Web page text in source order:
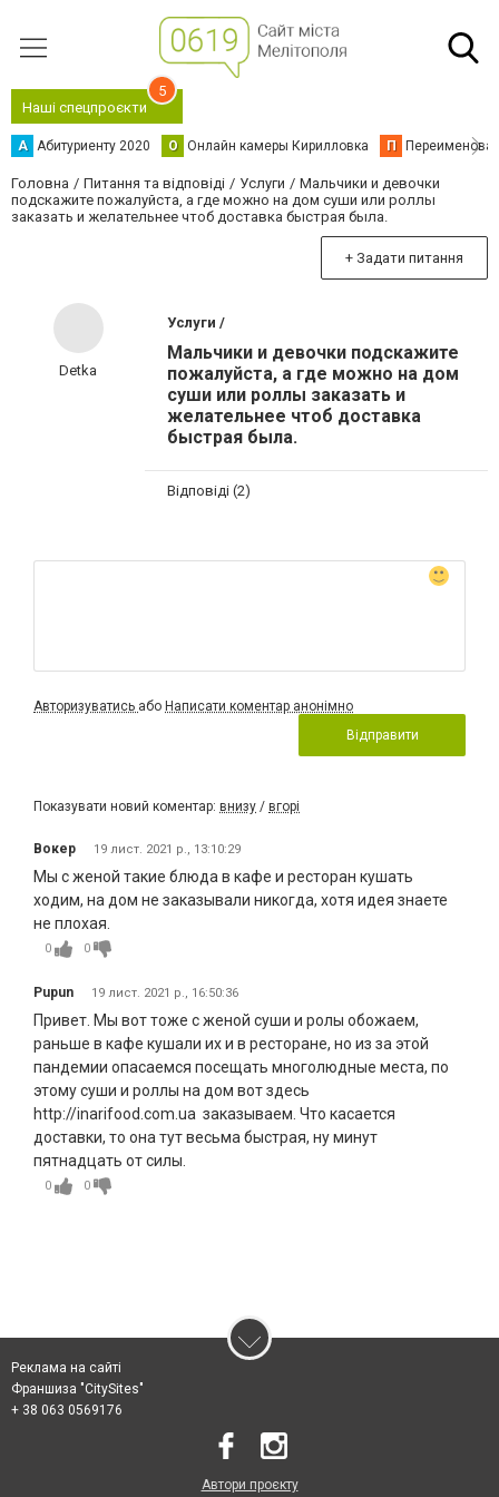
Наші спецпроєкти
5
А Абитуриенту 2020 О Онлайн камеры Кирилловка П
Головна Питання та відповіді Услуги
Мальчики и девочки
подскажите пожалуйста, а где можно на дом суши или роллы
заказать и желательнее чтоб доставка быстрая была.
+ Задати питання
Detka
Услуги /
Мальчики и девочки подскажите
пожалуйста, а где можно на дом
суши или роллы заказать и
желательнее чтоб доставка
быстрая была.
Відповіді (2)
Авторизуватись або Написати коментар анонімно
Відправити
Показувати новий коментар: внизу / вгорі
Вокер 19 лист. 2021 р., 13:10:29
Мы с женой такие блюда в кафе и ресторан кушать
ходим, на дом не заказывали никогда, хотя идея знаете
не плохая.
0 0
Pupun 19 лист. 2021 р., 16:50:36
Привет. Мы вот тоже с женой суши и ролы обожаем,
раньше в кафе кушали их и в ресторане, но из за этой
пандемии опасаемся посещать многолюдные места, по
этому суши и роллы на дом вот здесь
http://inarifood.com.ua заказываем. Что касается
доставки, то она тут весьма быстрая, ну минут
пятнадцать от силы.
0 0
Реклама на сайті
Франшиза "CitySites"
+ 38 063 0569176
Автори проєкту